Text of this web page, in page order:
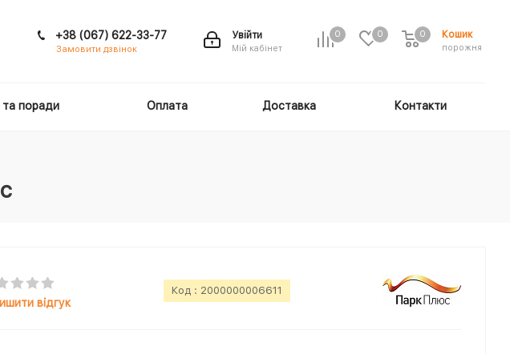
0 0 Кошик
порожня
0
Увійти
Мій кабінет
+38 (067) 622-33-77
Замовити дзвінок
поради Оплата Доставка Контакти
відгук
Код : 2000000006611